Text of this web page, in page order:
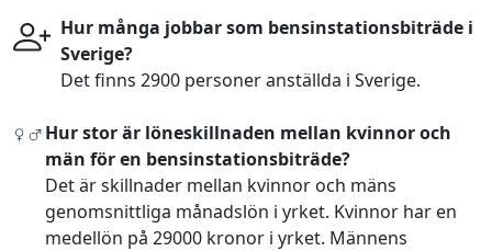
Hur många jobbar som bensinstationsbiträde i
Sverige?
Det finns 2900 personer anställda i Sverige.
Hur stor är löneskillnaden mellan kvinnor och
män för en bensinstationsbiträde?
Det är skillnader mellan kvinnor och mäns
genomsnittliga månadslön i yrket. Kvinnor har en
medellön på 29000 kronor i yrket. Männens